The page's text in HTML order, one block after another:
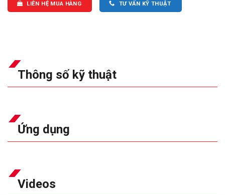
LIÊN HỆ MUA HÀNG TƯ VẤN KỸ THUẬT
Thông số kỹ thuật
Ứng dụng
Videos